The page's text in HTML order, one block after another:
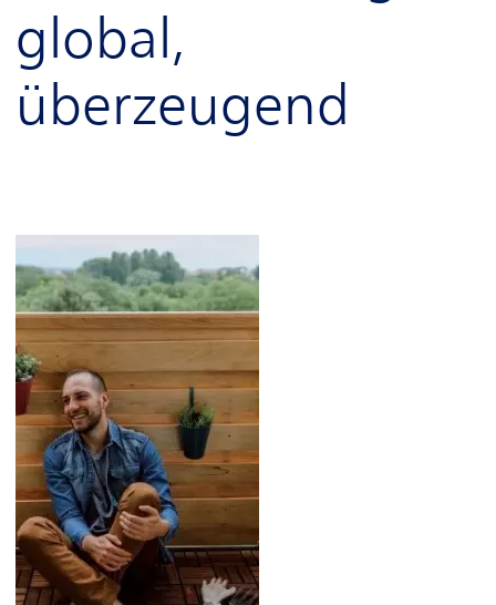
Service
global,
überzeugend